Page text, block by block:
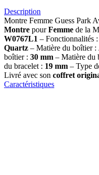
Description
Montre Femme Guess Park
Montre pourFemme de la
W0767L1 – Fonctionnalités :
Quartz – Matière du boîtier :
boîtier : 30 mm – Matière du
du bracelet : 19 mm – Type
Livré avec son coffret
Caractéristiques